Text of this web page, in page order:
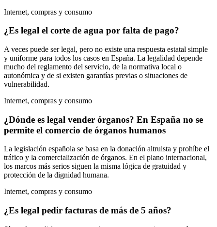
Internet, compras y consumo
¿Es legal el corte de agua por falta de pago?
A veces puede ser legal, pero no existe una respuesta estatal simple
y uniforme para todos los casos en España. La legalidad depende
mucho del reglamento del servicio, de la normativa local o
autonómica y de si existen garantías previas o situaciones de
vulnerabilidad.
Internet, compras y consumo
¿Dónde es legal vender órganos? En España no se
permite el comercio de órganos humanos
La legislación española se basa en la donación altruista y prohíbe el
tráfico y la comercialización de órganos. En el plano internacional,
los marcos más serios siguen la misma lógica de gratuidad y
protección de la dignidad humana.
Internet, compras y consumo
¿Es legal pedir facturas de más de 5 años?